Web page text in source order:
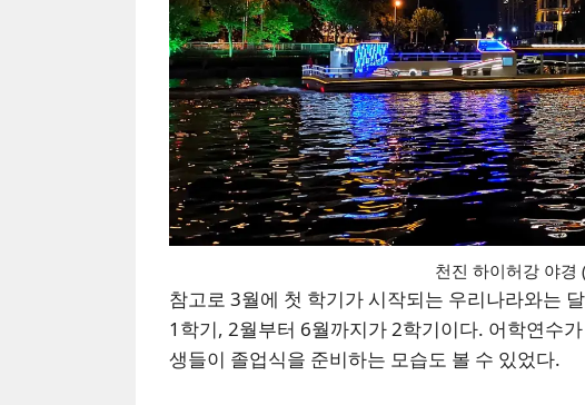
천진 하이허강 야경
참고로 3월에 첫 학기가 시작되는 우리나라와는
1학기, 2월부터 6월까지가 2학기이다. 어학연수
생들이 졸업식을 준비하는 모습도 볼 수 있었다.